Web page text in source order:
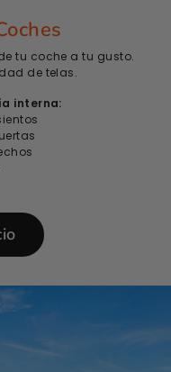
tu coche a tu gusto.
de telas.
interna: